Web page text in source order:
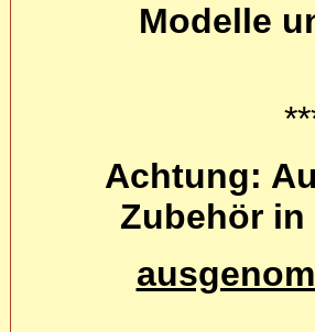
Modelle
Achtung:
Zubehör in